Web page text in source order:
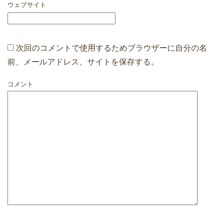
ウェブサイト
次回のコメントで使用するためブラウザーに自分の名
前、メールアドレス、サイトを保存する。
コメント